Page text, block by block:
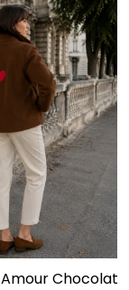
Chocolat